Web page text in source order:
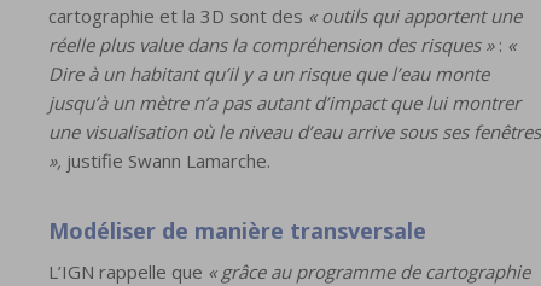
cartographie et la 3D sont des « outils qui apportent une
réelle plus value dans la compréhension des risques »: «
Dire à un habitant qu’il y a un risque que l’eau monte
jusqu’à un mètre n’a pas autant d’impact que lui montrer
une visualisation où le niveau d’eau arrive sous ses fenêtres
», justifie Swann Lamarche.
Modéliser de manière transversale
L’IGN rappelle que « grâce au programme de cartographie